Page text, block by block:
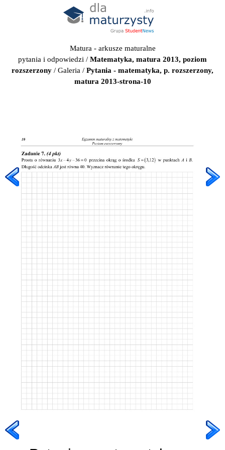
Matura - arkusze maturalne
pytania i odpowiedzi / Matematyka, matura 2013, poziom
rozszerzony / Galeria / Pytania - matematyka, p. rozszerzony,
matura 2013-strona-10